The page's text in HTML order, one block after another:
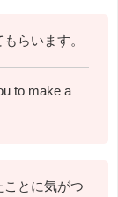
らいます。
to make a
とに気がつ